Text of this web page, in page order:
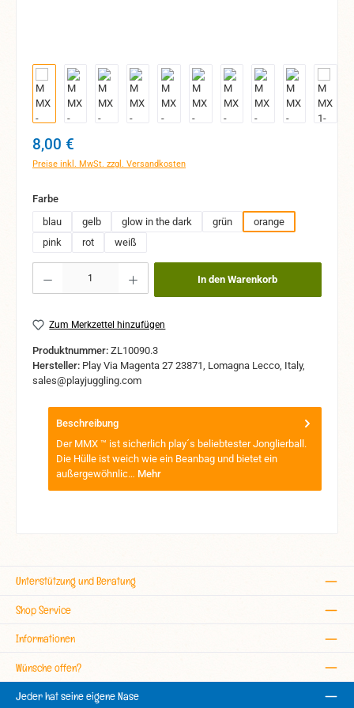
Regulärer Preis:
8,00 €
Preise inkl. MwSt. zzgl. Versandkosten
Farbeauswählen
blau
gelb glow in the dark grün
orange
pink
rot weiß
In den Warenkorb
Zum Merkzettel hinzufügen
Produktnummer: ZL10090.3
Hersteller: Play Via Magenta 27 23871, Lomagna Lecco, Italy,
sales@playjuggling.com
Beschreibung
Der MMX ™ ist sicherlich play´s beliebtester Jonglierball.
Die Hülle ist weich wie ein Beanbag und bietet ein
außergewöhnlic… Mehr
Unterstützung und Beratung
Shop Service
Informationen
Wünsche offen?
Jeder hat seine eigene Nase